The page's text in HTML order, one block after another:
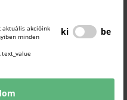
aktuális akcióink
minden
ki be
LAP
2025.11.24.)